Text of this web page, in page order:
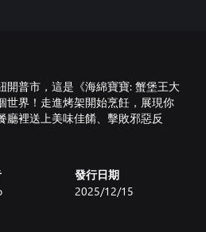
開普市，這是《海綿寶寶: 蟹堡王大
世界！走進烤架開始烹飪，展現你
廳裡送上美味佳餚、擊敗邪惡反
發行日期
2025/12/15